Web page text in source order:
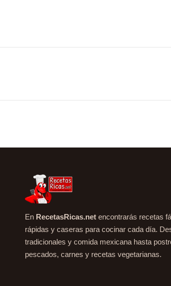
En RecetasRicas.net encontrarás recetas
rápidas y caseras para cocinar cada día.
tradicionales y comida mexicana hasta
pescados, carnes y recetas vegetarianas.